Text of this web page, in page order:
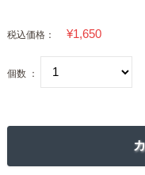
税込価格：
個数 ：